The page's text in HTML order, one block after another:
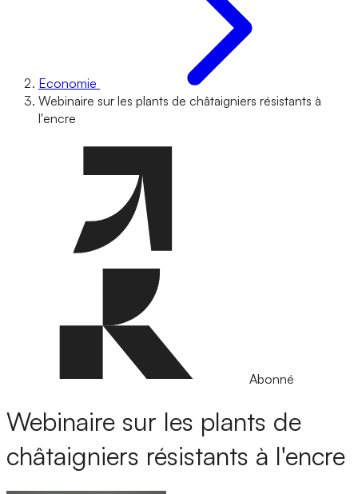
Economie
Webinaire sur les plants de châtaigniers résistants à
l'encre
Abonné
Webinaire sur les plants de
châtaigniers résistants à l'encre